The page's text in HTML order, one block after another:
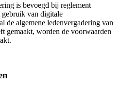
is bevoegd bij reglement
gebruik van digitale
de algemene ledenvergadering van
gemaakt, worden de voorwaarden